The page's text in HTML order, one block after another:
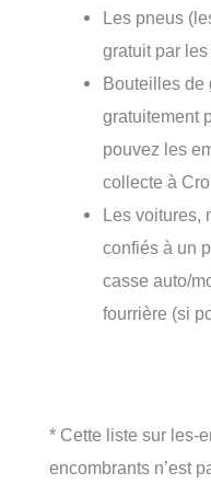
Les pneus
gratuit par
Bouteilles de
gratuitement
pouvez les
collecte à
Les voitures,
confiés à un
casse auto/
fourrière (si
* Cette liste sur les-
encombrants n’est